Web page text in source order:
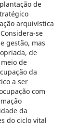
de
arquivística
se
gestão, mas
de
de
da
a ser
com
da
do ciclo vital